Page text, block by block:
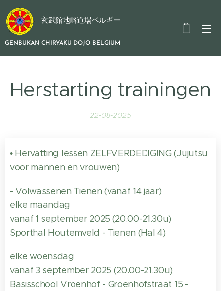
玄武館地略道場ベルギー
GENBUKAN CHIRYAKU DOJO BELGIUM
Herstarting trainingen
22-08-2025
• Hervatting lessen ZELFVERDEDIGING (Jujutsu
voor mannen en vrouwen)
- Volwassenen Tienen (vanaf 14 jaar)
elke maandag
vanaf 1 september 2025 (20.00-21.30u)
Sporthal Houtemveld - Tienen (Hal 4)
elke woensdag
vanaf 3 september 2025 (20.00-21.30u)
Basisschool Vroenhof - Groenhofstraat 15 -